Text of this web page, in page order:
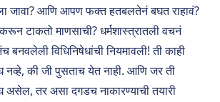
जावा? आणि आपण फक्त हतबलतेनं बघत राहावं?
करून टाकतो माणसाची? धर्मशास्त्रातली वचनं
बनवलेली विधिनिषेधांची नियमावली! ती काही
नव्हे, की जी पुसताच येत नाही. आणि जर ती
असेल, तर असा दगडच नाकारण्याची तयारी